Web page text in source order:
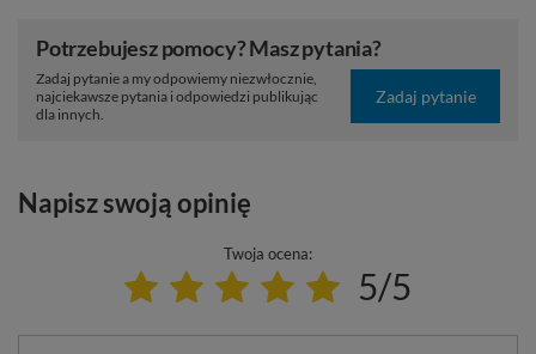
Potrzebujesz pomocy? Masz pytania?
Zadaj pytanie a my odpowiemy niezwłocznie,
najciekawsze pytania i odpowiedzi publikując
dla innych.
Zadaj pytanie
Napisz swoją opinię
Twoja ocena:
5/5